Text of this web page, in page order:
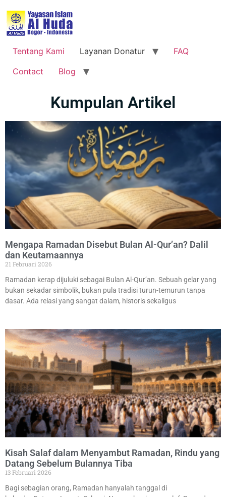
Tentang Kami Layanan Donatur
FAQ
Contact
Blog
Kumpulan Artikel
Mengapa Ramadan Disebut Bulan Al-Qur’an? Dalil
dan Keutamaannya
21 Februari 2026
Ramadan kerap dijuluki sebagai Bulan Al-Qur’an. Sebuah gelar yang
bukan sekadar simbolik, bukan pula tradisi turun-temurun tanpa
dasar. Ada relasi yang sangat dalam, historis sekaligus
Kisah Salaf dalam Menyambut Ramadan, Rindu yang
Datang Sebelum Bulannya Tiba
13 Februari 2026
Bagi sebagian orang, Ramadan hanyalah tanggal di